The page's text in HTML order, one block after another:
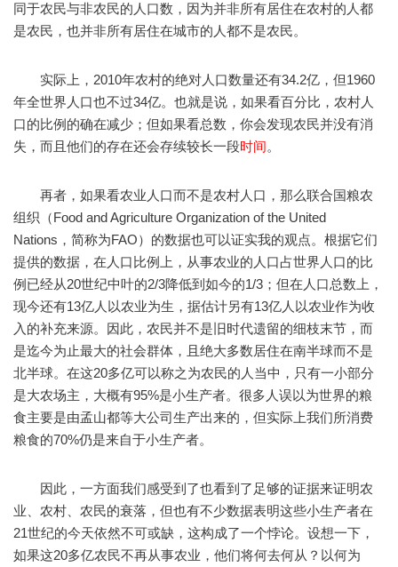
同于农民与非农民的人口数，因为并非所有居住在农村的人都
是农民，也并非所有居住在城市的人都不是农民。
实际上，2010年农村的绝对人口数量还有34.2亿，但1960
年全世界人口也不过34亿。也就是说，如果看百分比，农村人
口的比例的确在减少；但如果看总数，你会发现农民并没有消
失，而且他们的存在还会存续较长一段时间。
再者，如果看农业人口而不是农村人口，那么联合国粮农
组织（Food and Agriculture Organization of the United
Nations，简称为FAO）的数据也可以证实我的观点。根据它们
提供的数据，在人口比例上，从事农业的人口占世界人口的比
例已经从20世纪中叶的2/3降低到如今的1/3；但在人口总数上，
现今还有13亿人以农业为生，据估计另有13亿人以农业作为收
入的补充来源。因此，农民并不是旧时代遗留的细枝末节，而
是迄今为止最大的社会群体，且绝大多数居住在南半球而不是
北半球。在这20多亿可以称之为农民的人当中，只有一小部分
是大农场主，大概有95%是小生产者。很多人误以为世界的粮
食主要是由孟山都等大公司生产出来的，但实际上我们所消费
粮食的70%仍是来自于小生产者。
因此，一方面我们感受到了也看到了足够的证据来证明农
业、农村、农民的衰落，但也有不少数据表明这些小生产者在
21世纪的今天依然不可或缺，这构成了一个悖论。设想一下，
如果这20多亿农民不再从事农业，他们将何去何从？以何为